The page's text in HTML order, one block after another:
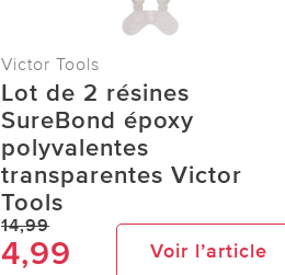
Victor Tools
Lot de 2 résines
SureBond époxy
polyvalentes
transparentes Victor
Tools
14,99
4,99 Voir l’article